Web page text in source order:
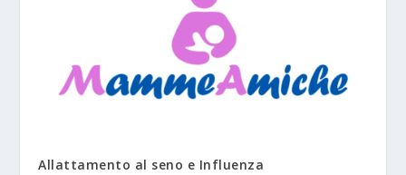
Allattamento al seno e Influenza